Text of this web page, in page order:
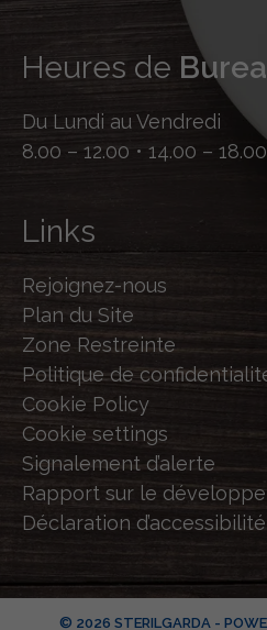
Heures de
Du Lundi au Vendredi
8.00 – 12.00 • 14.00 – 18.00
Links
Rejoignez-nous
Plan du Site
Zone Restreinte
Politique de
Cookie Policy
Cookie settings
Signalement d’alerte
Rapport sur le
Déclaration d’accessibilité
© 2026 STERILGARDA -